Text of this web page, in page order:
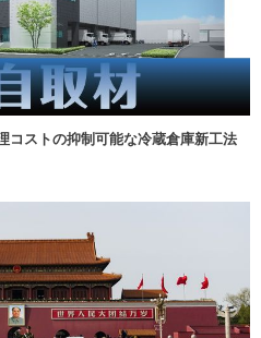
コストの抑制可能な冷蔵倉庫新工法